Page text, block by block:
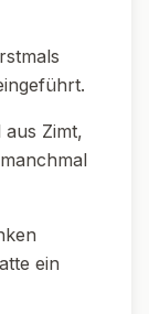
Zimt,
ein